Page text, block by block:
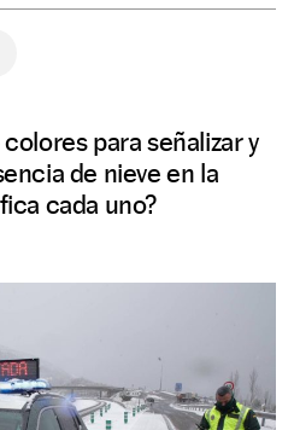
para señalizar y
de nieve en la
cada uno?